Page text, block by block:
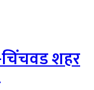
चिंचवड शहर